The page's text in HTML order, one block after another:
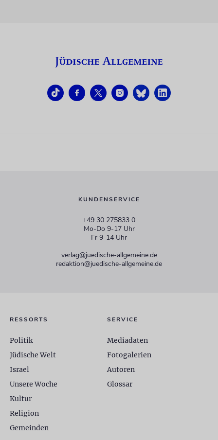
KUNDENSERVICE
+49 30 275833 0
Mo-Do 9-17 Uhr
Fr 9-14 Uhr
verlag@juedische-allgemeine.de
redaktion@juedische-allgemeine.de
RESSORTS
Politik
Jüdische Welt
Israel
Unsere Woche
Kultur
Religion
Gemeinden
SERVICE
Mediadaten
Fotogalerien
Autoren
Glossar